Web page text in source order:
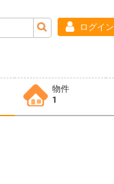
ログイン
物件
1